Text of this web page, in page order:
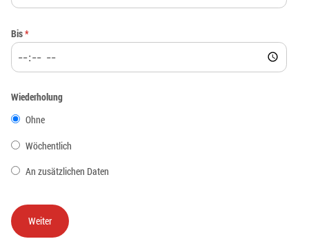
Bis*
Wiederholung
Ohne
Wöchentlich
An zusätzlichen Daten